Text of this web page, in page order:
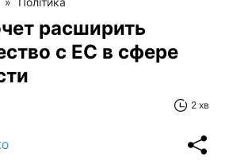
расширить
с ЕС в сфере
2 хв